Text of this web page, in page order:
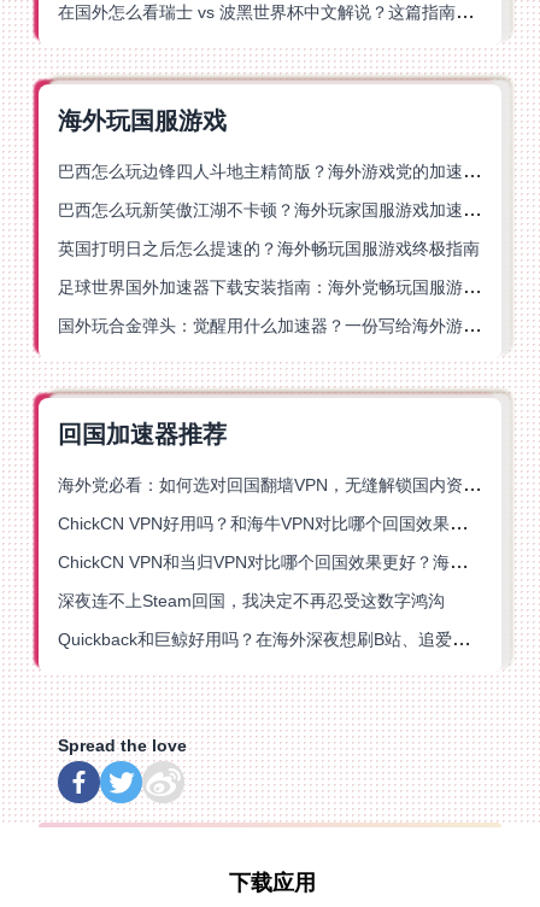
在国外怎么看瑞士 vs 波黑世界杯中文解说？这篇指南帮你搞定所有地区限制问题
海外玩国服游戏
巴西怎么玩边锋四人斗地主精简版？海外游戏党的加速器终极选择
巴西怎么玩新笑傲江湖不卡顿？海外玩家国服游戏加速终极指南（附猫和老鼠一梦江湖实测）
英国打明日之后怎么提速的？海外畅玩国服游戏终极指南
足球世界国外加速器下载安装指南：海外党畅玩国服游戏的终极解决方案
国外玩合金弹头：觉醒用什么加速器？一份写给海外游子的畅玩指南
回国加速器推荐
海外党必看：如何选对回国翻墙VPN，无缝解锁国内资源？
ChickCN VPN好用吗？和海牛VPN对比哪个回国效果更好？
ChickCN VPN和当归VPN对比哪个回国效果更好？海外党亲测后选了它
深夜连不上Steam回国，我决定不再忍受这数字鸿沟
Quickback和巨鲸好用吗？在海外深夜想刷B站、追爱奇艺的你，或许正需要这份答案
Spread the love
下载应用